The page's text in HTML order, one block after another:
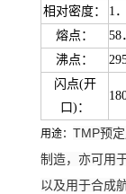
相对密度：
1
熔点：
沸点：
闪点(开
口)：
用途： TMP预
制造，亦可用
以及用于合成